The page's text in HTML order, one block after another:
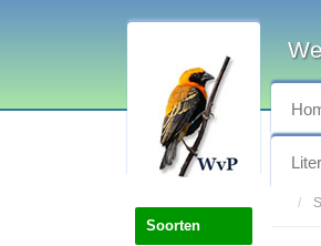
Soorten